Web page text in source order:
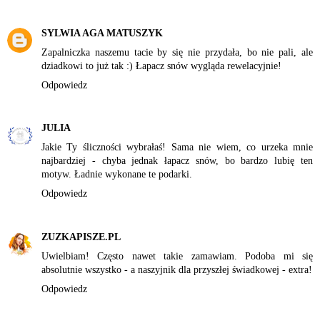
SYLWIA AGA MATUSZYK
Zapalniczka naszemu tacie by się nie przydała, bo nie pali, ale
dziadkowi to już tak :) Łapacz snów wygląda rewelacyjnie!
Odpowiedz
JULIA
Jakie Ty śliczności wybrałaś! Sama nie wiem, co urzeka mnie
najbardziej - chyba jednak łapacz snów, bo bardzo lubię ten
motyw. Ładnie wykonane te podarki.
Odpowiedz
ZUZKAPISZE.PL
Uwielbiam! Często nawet takie zamawiam. Podoba mi się
absolutnie wszystko - a naszyjnik dla przyszłej świadkowej - extra!
Odpowiedz